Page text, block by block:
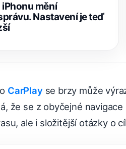
mění
Nastavení je teď
CarPlay se brzy může
že se z obyčejné
ale i složitější otázky o